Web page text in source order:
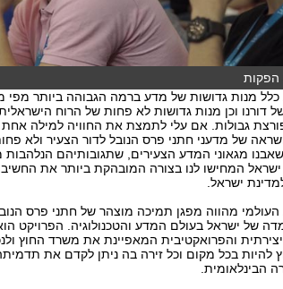
הפקות
מנות גדושות של מדע ברמה הגבוהה ביותר מפי
דורנו וכן מנות גדושות לא פחות של הרוח
גבולות. אם עלי לתמצת את החוויה למילה
של מדעני חתני פרס הנובל לדור הצעיר ולא
מגאוני המדע הצעירים, שתגובותיהם
המחישו לנו בצורה המובהקת ביותר את
ישראל.
מהווה מפגן תמיכה מוצהר של חתני פרס
של ישראל בעולם המדע והטכנולוגיה. הפרויקט
והפרואקטיבית המאפיינת את משרד החוץ
להיות בכל מקום וכל זירה בה ניתן לקדם את
הבינלאומית.